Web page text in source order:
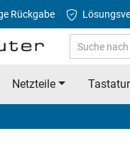
Rückgabe
Netzteile